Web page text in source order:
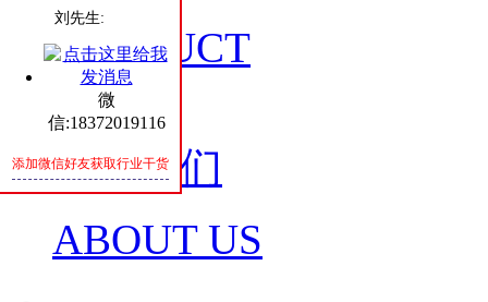
PRODUCT
关于我们
ABOUT US
刘先生:
微
信:18372019116
添加微信好友获取行业干货